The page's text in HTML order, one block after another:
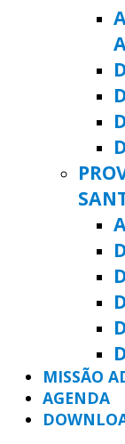
MISSÃO
AGENDA